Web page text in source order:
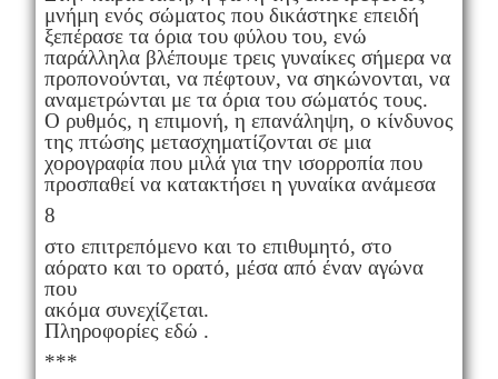
μνήμη ενός σώματος που δικάστηκε επειδή
ξεπέρασε τα όρια του φύλου του, ενώ
παράλληλα βλέπουμε τρεις γυναίκες σήμερα να
προπονούνται, να πέφτουν, να σηκώνονται, να
αναμετρώνται με τα όρια του σώματός τους.
Ο ρυθμός, η επιμονή, η επανάληψη, ο κίνδυνος
της πτώσης μετασχηματίζονται σε μια
χορογραφία που μιλά για την ισορροπία που
προσπαθεί να κατακτήσει η γυναίκα ανάμεσα
8
στο επιτρεπόμενο και το επιθυμητό, στο
αόρατο και το ορατό, μέσα από έναν αγώνα
που
ακόμα συνεχίζεται.
Πληροφορίες εδώ .
***